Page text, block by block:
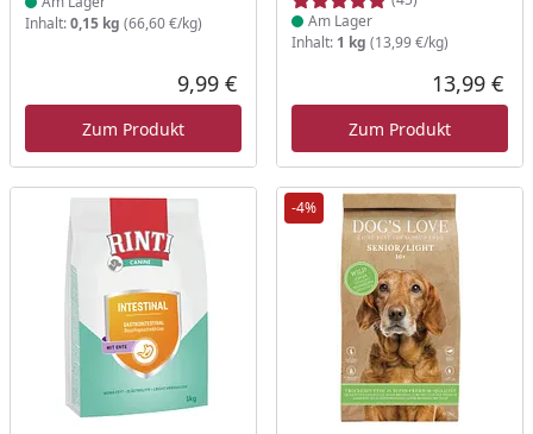
Inhalt:0,15 kg (66,60 €/kg)
Aktueller Preis
9,99 €
Zum Produkt
Am Lager
Inhalt: 1 kg (13,99 €/kg)
13,99 €
Zum Produkt
-4%